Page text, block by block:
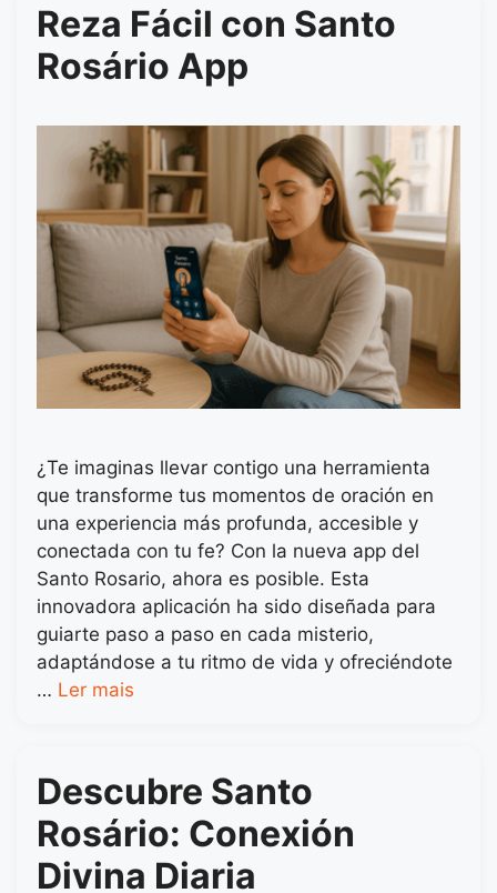
Reza Fácil con Santo
Rosário App
¿Te imaginas llevar contigo una herramienta
que transforme tus momentos de oración en
una experiencia más profunda, accesible y
conectada con tu fe? Con la nueva app del
Santo Rosario, ahora es posible. Esta
innovadora aplicación ha sido diseñada para
guiarte paso a paso en cada misterio,
adaptándose a tu ritmo de vida y ofreciéndote
… Ler mais
Descubre Santo
Rosário: Conexión
Divina Diaria